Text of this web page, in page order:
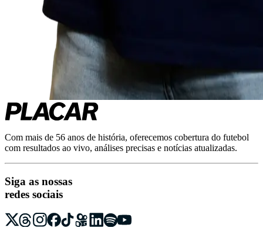
Com mais de 56 anos de história, oferecemos cobertura do futebol
com resultados ao vivo, análises precisas e notícias atualizadas.
Siga as nossas
redes sociais